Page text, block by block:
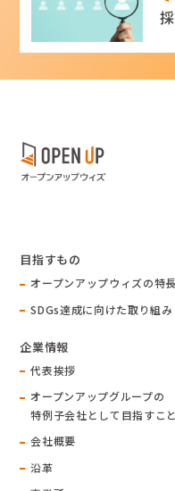
目指すもの
オープンアップウィズの特長
SDGs達成に向けた取り組み
企業情報
代表挨拶
オープンアップグループの
特例子会社として目指すこと
会社概要
沿革